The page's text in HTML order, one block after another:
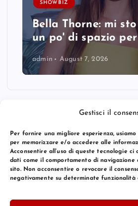
Gestisci il
Per fornire una migliore esperienza,
per memorizzare e/o accedere alle
Acconsentire all’uso di queste tecnologie ci
dati come il comportamento di navigazione
sito. Non acconsentire o revocare il
negativamente su determinate funzionalità
SHOWBIZ
Bella Thorne: mi
un po' di spazio
admin August 7, 2026